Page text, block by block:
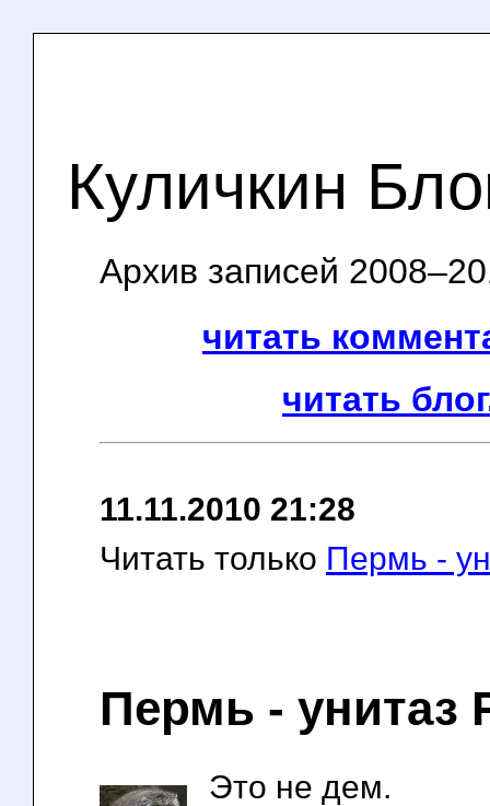
Куличкин
Архив записей
читать
читать
11.11.2010 21:28
Читать только Пермь -
Пермь - унитаз
Это не дем.